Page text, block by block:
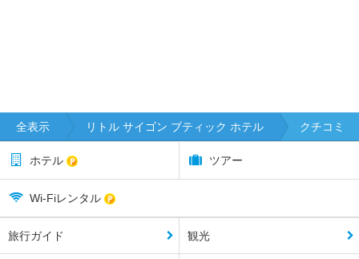
全表示 リトル サイゴン ブティック ホテル クチコミ
ホテル ツアー
Wi-Fiレンタル
旅行ガイド 観光